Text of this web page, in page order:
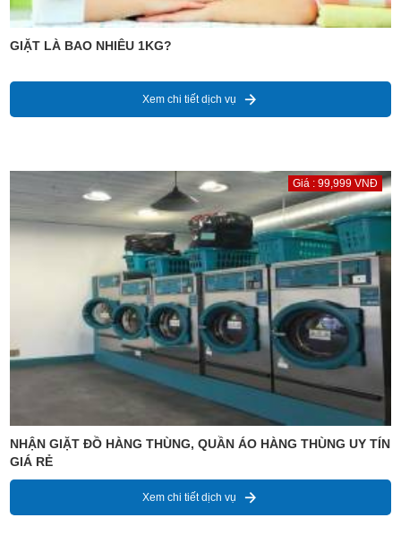
GIẶT LÀ BAO NHIÊU 1KG?
Xem chi tiết dịch vụ
Giá : 99,999 VNĐ
NHẬN GIẶT ĐỒ HÀNG THÙNG, QUẦN ÁO HÀNG THÙNG UY TÍN
GIÁ RẺ
Xem chi tiết dịch vụ